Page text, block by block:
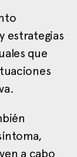
estrategias
que
a cabo